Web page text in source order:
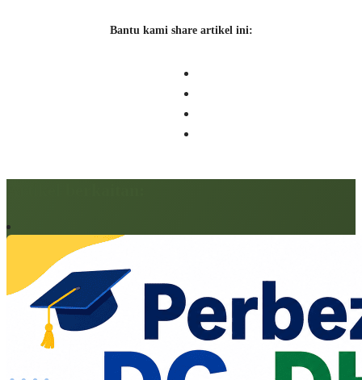
Bantu kami share artikel ini: